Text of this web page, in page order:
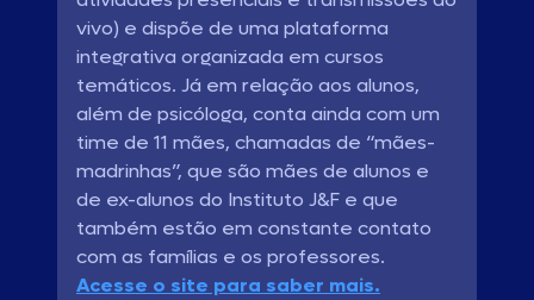
vivo) e dispõe de uma plataforma
integrativa organizada em cursos
temáticos. Já em relação aos alunos,
além de psicóloga, conta ainda com um
time de 11 mães, chamadas de “mães-
madrinhas”, que são mães de alunos e
de ex-alunos do Instituto J&F e que
também estão em constante contato
com as famílias e os professores.
Acesse o site para saber mais.